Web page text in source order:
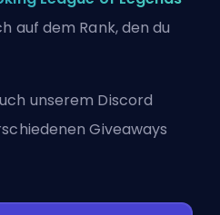
auf dem Rank, den du
unserem Discord
Giveaways